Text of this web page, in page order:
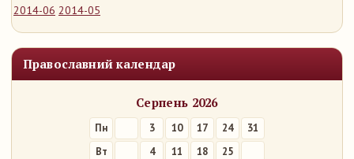
2014-06 2014-05
Православний календар
Серпень 2026
Пн 3 10 17 24
31
Вт
4 11 18
25